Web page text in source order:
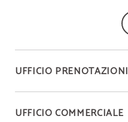
UFFICIO PRENOTAZIONI
UFFICIO COMMERCIALE